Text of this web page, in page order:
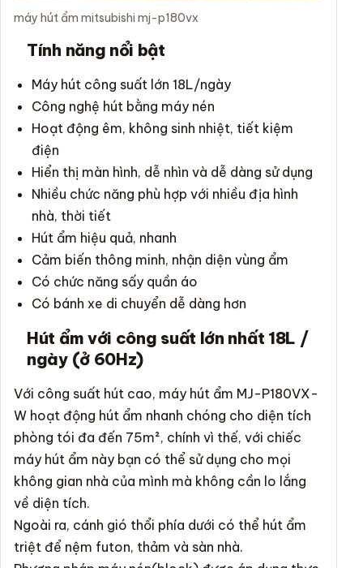
máy hút ẩm mitsubishi mj-p180vx
Tính năng nổi bật
Máy hút công suất lớn 18L/ngày
Công nghệ hút bằng máy nén
Hoạt động êm, không sinh nhiệt, tiết kiệm
điện
Hiển thị màn hình, dễ nhìn và dễ dàng sử dụng
Nhiều chức năng phù hợp với nhiều địa hình
nhà, thời tiết
Hút ẩm hiệu quả, nhanh
Cảm biến thông minh, nhận diện vùng ẩm
Có chức năng sấy quần áo
Có bánh xe di chuyển dễ dàng hơn
Hút ẩm với công suất lớn nhất 18L /
ngày (ở 60Hz)
Với công suất hút cao, máy hút ẩm MJ-P180VX-
W hoạt động hút ẩm nhanh chóng cho diện tích
phòng tói đa đến 75m², chính vì thế, với chiếc
máy hút ẩm này bạn có thể sử dụng cho mọi
không gian nhà của mình mà không cần lo lắng
về diện tích.
Ngoài ra, cánh gió thổi phía dưới có thể hút ẩm
triệt để nệm futon, thảm và sàn nhà.